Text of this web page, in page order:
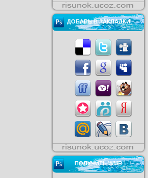
ДОБАВЬ В ЗАКЛАДКИ
ПОЛУЧИТЬ WMR